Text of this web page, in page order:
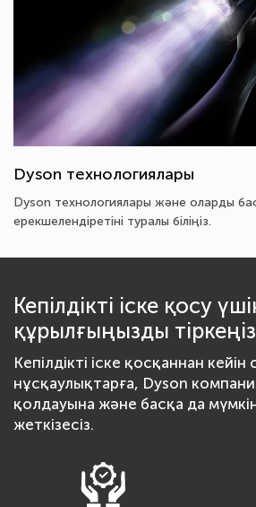
Dyson технологиялары
Dyson технологиялары және оларды
ерекшелендіретіні туралы біліңіз.
Кепілдікті іске қосу
құрылғыңызды
Кепілдікті іске қосқаннан кейін
нұсқаулықтарға, Dyson
қолдауына және басқа да
жеткізесіз.